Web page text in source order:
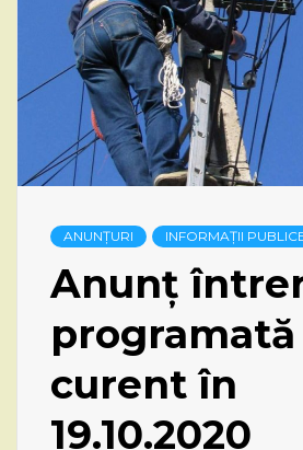
ANUNȚURI INFORMAȚII
Anunț
programată
curent în
19.10.2020